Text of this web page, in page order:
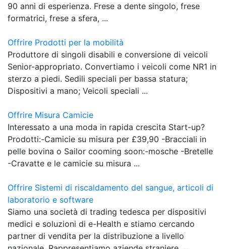
90 anni di esperienza. Frese a dente singolo, frese
formatrici, frese a sfera, ...
Offrire Prodotti per la mobilità
Produttore di singoli disabili e conversione di veicoli
Senior-appropriato. Convertiamo i veicoli come NR1 in
sterzo a piedi. Sedili speciali per bassa statura;
Dispositivi a mano; Veicoli speciali ...
Offrire Misura Camicie
Interessato a una moda in rapida crescita Start-up?
Prodotti:-Camicie su misura per £39,90 -Bracciali in
pelle bovina o Sailor cooming soon:-mosche -Bretelle
-Cravatte e le camicie su misura ...
Offrire Sistemi di riscaldamento del sangue, articoli di
laboratorio e software
Siamo una società di trading tedesca per dispositivi
medici e soluzioni di e-Health e stiamo cercando
partner di vendita per la distribuzione a livello